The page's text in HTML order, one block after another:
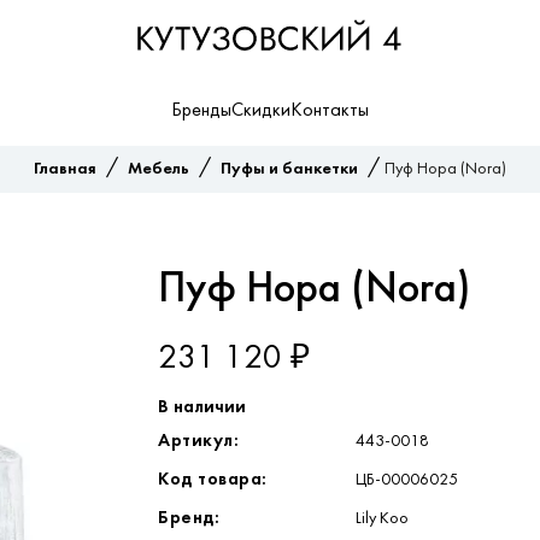
БрендыСкидки Контакты
Главная / Мебель / Пуфы и банкетки / Пуф Нора (Nora)
Пуф Нора (Nora)
231 120 ₽
В наличии
Артикул:
443-0018
Код товара: ЦБ-00006025
Бренд: Lily Koo